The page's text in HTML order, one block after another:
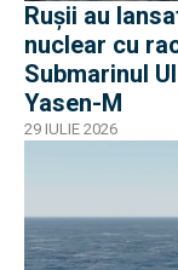
Rușii au
nuclear cu
Submarinul
Yasen-M
29 IULIE 2026